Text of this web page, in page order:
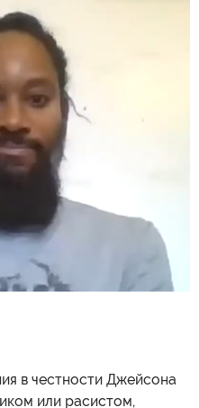
в честности Джейсона
или расистом,